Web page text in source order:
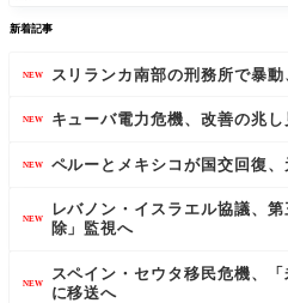
新着記事
NEW スリランカ南部の刑務所で暴
NEW キューバ電力危機、改善の兆
NEW ペルーとメキシコが国交回復
NEW
レバノン・イスラエル協議、
除」監視へ
NEW
スペイン・セウタ移民危機、
に移送へ